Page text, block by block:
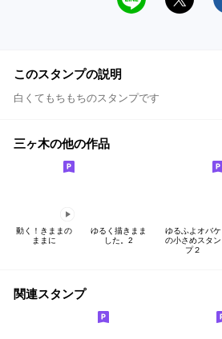
このスタンプの説明
白くてもちもちのスタンプです
三ヶ木の他の作品
動く！きままの
ままに
ゆるく描きまま
した。2
ゆるふよオバケ
の小さめスタン
プ２
関連スタンプ